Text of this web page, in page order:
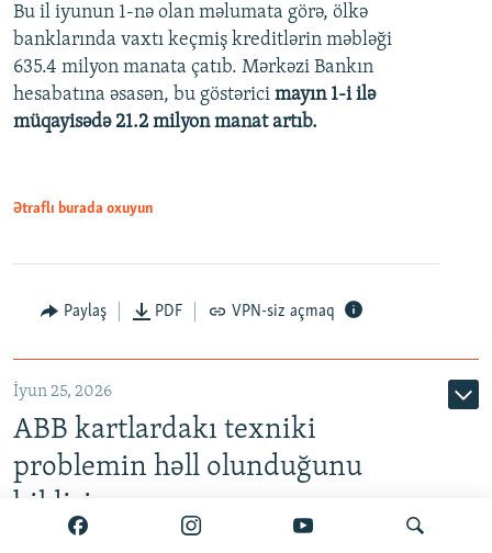
Auto 240p 360p 480p
720p 1080p
360p
480p
720p
Bu il iyunun 1-nə olan məlumata görə, ölkə
banklarında vaxtı keçmiş kreditlərin məbləği
635.4 milyon manata çatıb. Mərkəzi Bankın
hesabatına əsasən, bu göstərici mayın 1-i ilə
müqayisədə 21.2 milyon manat artıb.
Ətraflı burada oxuyun
Paylaş PDF VPN-siz açmaq
İyun 25, 2026
ABB kartlardakı texniki
problemin həll olunduğunu
bildirir